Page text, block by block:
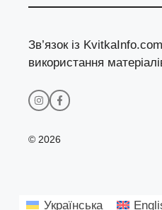
Зв’язок із
використання
© 2026
Українська